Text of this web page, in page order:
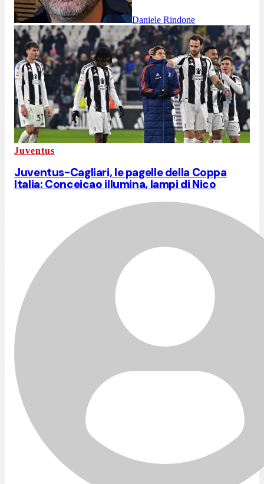
Daniele Rindone
Juventus
Juventus-Cagliari, le pagelle della Coppa
Italia: Conceicao illumina, lampi di Nico